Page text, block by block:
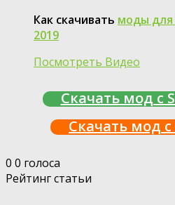
Как скачивать моды для
2019
Посмотреть Видео
Скачать мод с
Скачать мод с
0 0 голоса
Рейтинг статьи